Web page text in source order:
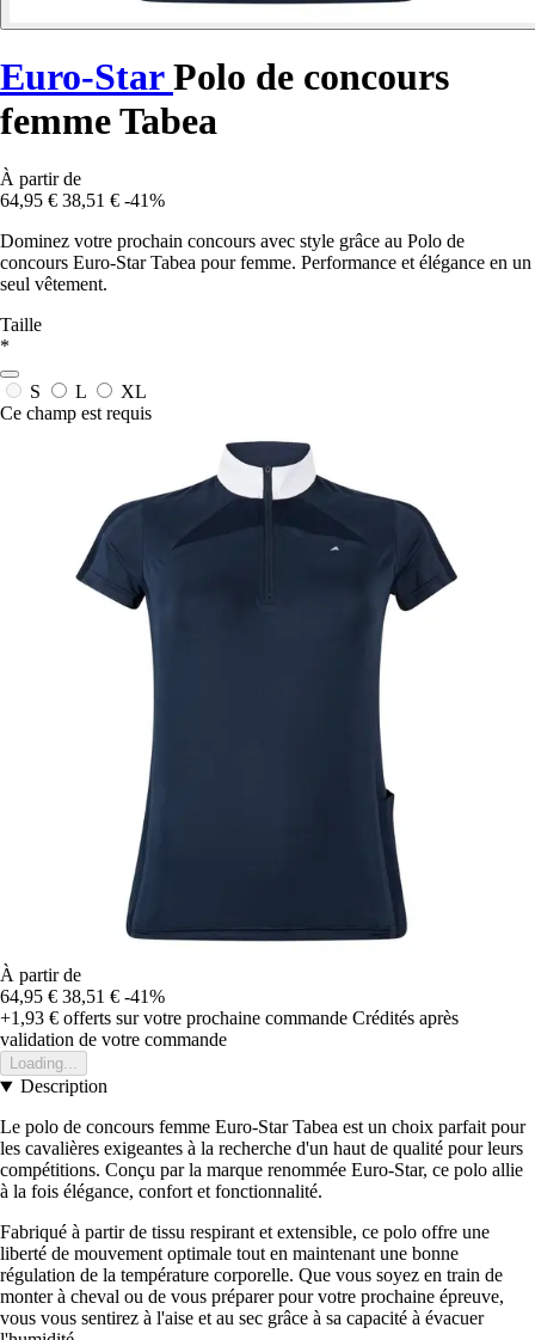
Euro-StarPolo de concours
femme Tabea
À partir de
64,95 € 38,51 € -41%
Dominez votre prochain concours avec style grâce au Polo de
concours Euro-Star Tabea pour femme. Performance et élégance en un
seul vêtement.
Taille
*
S L
XL
Ce champ est requis
À partir de
64,95 € 38,51 € -41%
+1,93 € offerts sur votre prochaine commande Crédités après
validation de votre commande
Loading...
Description
Le polo de concours femme Euro-Star Tabea est un choix parfait pour
les cavalières exigeantes à la recherche d'un haut de qualité pour leurs
compétitions. Conçu par la marque renommée Euro-Star, ce polo allie
à la fois élégance, confort et fonctionnalité.
Fabriqué à partir de tissu respirant et extensible, ce polo offre une
liberté de mouvement optimale tout en maintenant une bonne
régulation de la température corporelle. Que vous soyez en train de
monter à cheval ou de vous préparer pour votre prochaine épreuve,
vous vous sentirez à l'aise et au sec grâce à sa capacité à évacuer